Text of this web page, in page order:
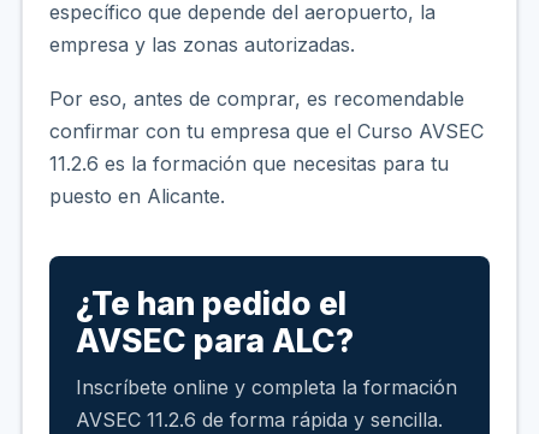
específico que depende del aeropuerto, la
empresa y las zonas autorizadas.
Por eso, antes de comprar, es recomendable
confirmar con tu empresa que el Curso AVSEC
11.2.6 es la formación que necesitas para tu
puesto en Alicante.
¿Te han pedido el
AVSEC para ALC?
Inscríbete online y completa la formación
AVSEC 11.2.6 de forma rápida y sencilla.